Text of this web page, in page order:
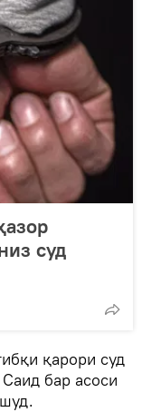
суд
қарори суд
бар асоси